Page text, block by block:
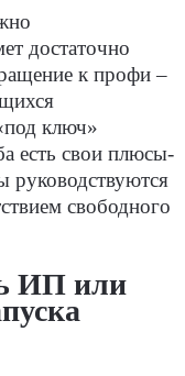
достаточно
к профи –
ключ»
есть свои плюсы-
свободного
ИП или